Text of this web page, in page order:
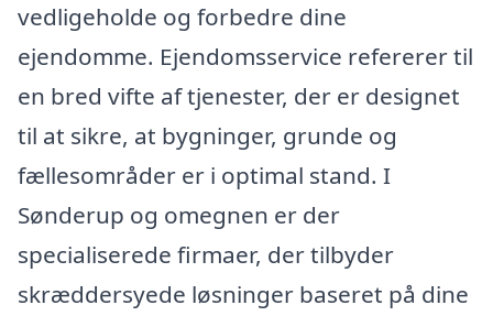
vedligeholde og forbedre dine
ejendomme. Ejendomsservice refererer til
en bred vifte af tjenester, der er designet
til at sikre, at bygninger, grunde og
fællesområder er i optimal stand. I
Sønderup og omegnen er der
specialiserede firmaer, der tilbyder
skræddersyede løsninger baseret på dine